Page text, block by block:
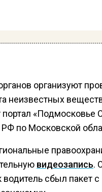
организуют
неизвестных
«Подмосковье
по Московской
видеозапись.
сбыл пакет с